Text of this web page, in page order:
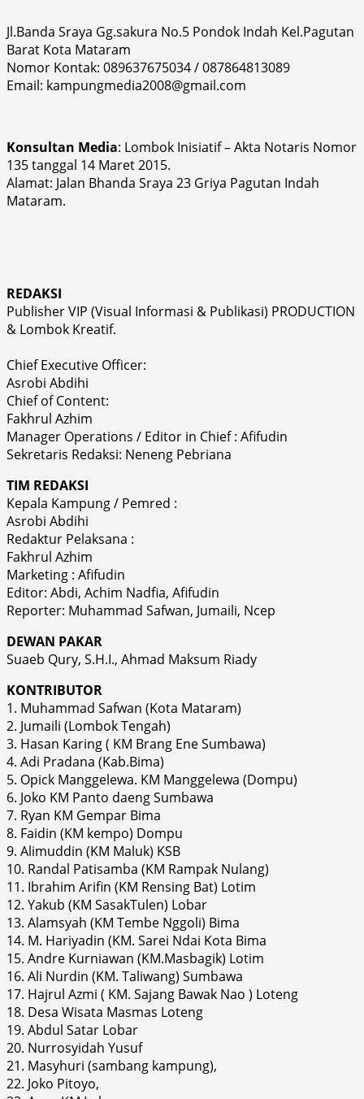
Jl.Banda Sraya Gg.sakura No.5 Pondok Indah Kel.Pagutan
Barat Kota Mataram
Nomor Kontak: 089637675034 / 087864813089
Email: kampungmedia2008@gmail.com
Konsultan Media: Lombok Inisiatif – Akta Notaris Nomor
135 tanggal 14 Maret 2015.
Alamat: Jalan Bhanda Sraya 23 Griya Pagutan Indah
Mataram.
REDAKSI
Publisher VIP (Visual Informasi & Publikasi) PRODUCTION
& Lombok Kreatif.
Chief Executive Officer:
Asrobi Abdihi
Chief of Content:
Fakhrul Azhim
Manager Operations / Editor in Chief : Afifudin
Sekretaris Redaksi: Neneng Pebriana
TIM REDAKSI
Kepala Kampung / Pemred :
Asrobi Abdihi
Redaktur Pelaksana :
Fakhrul Azhim
Marketing : Afifudin
Editor: Abdi, Achim Nadfia, Afifudin
Reporter: Muhammad Safwan, Jumaili, Ncep
DEWAN PAKAR
Suaeb Qury, S.H.I., Ahmad Maksum Riady
KONTRIBUTOR
1. Muhammad Safwan (Kota Mataram)
2. Jumaili (Lombok Tengah)
3. Hasan Karing ( KM Brang Ene Sumbawa)
4. Adi Pradana (Kab.Bima)
5. Opick Manggelewa. KM Manggelewa (Dompu)
6. Joko KM Panto daeng Sumbawa
7. Ryan KM Gempar Bima
8. Faidin (KM kempo) Dompu
9. Alimuddin (KM Maluk) KSB
10. Randal Patisamba (KM Rampak Nulang)
11. Ibrahim Arifin (KM Rensing Bat) Lotim
12. Yakub (KM SasakTulen) Lobar
13. Alamsyah (KM Tembe Nggoli) Bima
14. M. Hariyadin (KM. Sarei Ndai Kota Bima
15. Andre Kurniawan (KM.Masbagik) Lotim
16. Ali Nurdin (KM. Taliwang) Sumbawa
17. Hajrul Azmi ( KM. Sajang Bawak Nao ) Loteng
18. Desa Wisata Masmas Loteng
19. Abdul Satar Lobar
20. Nurrosyidah Yusuf
21. Masyhuri (sambang kampung),
22. Joko Pitoyo,